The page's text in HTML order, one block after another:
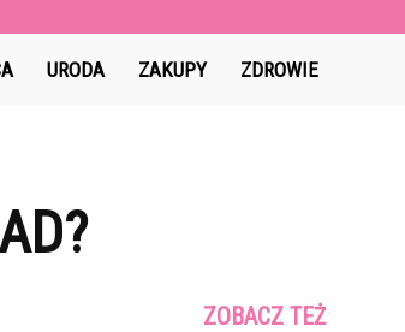
URODA ZAKUPY ZDROWIE
ZOBACZ TEŻ